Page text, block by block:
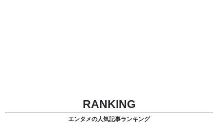
RANKING
エンタメの人気記事ランキング